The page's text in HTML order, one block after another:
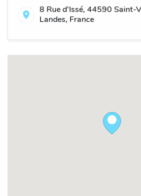
8 Rue d'Issé, 44590 Saint-
Landes, France